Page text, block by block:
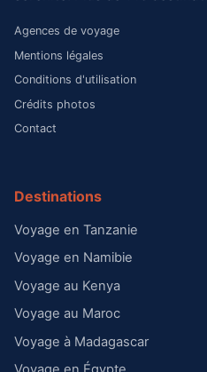
Agences de voyage
Mentions légales
Conditions d'utilisation
Crédits photos
Contact
Destinations
Voyage en Tanzanie
Voyage en Namibie
Voyage au Kenya
Voyage au Maroc
Voyage à Madagascar